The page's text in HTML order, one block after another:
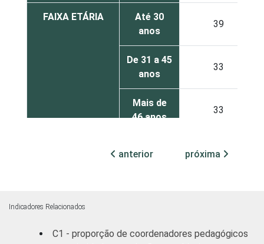
FAIXA ETÁRIA
Até 30
anos
39
De 31 a 45
anos
33
Mais de
46 anos
33
SM
anterior próxima
Indicadores Relacionados
C1 - proporção de coordenadores pedagógicos